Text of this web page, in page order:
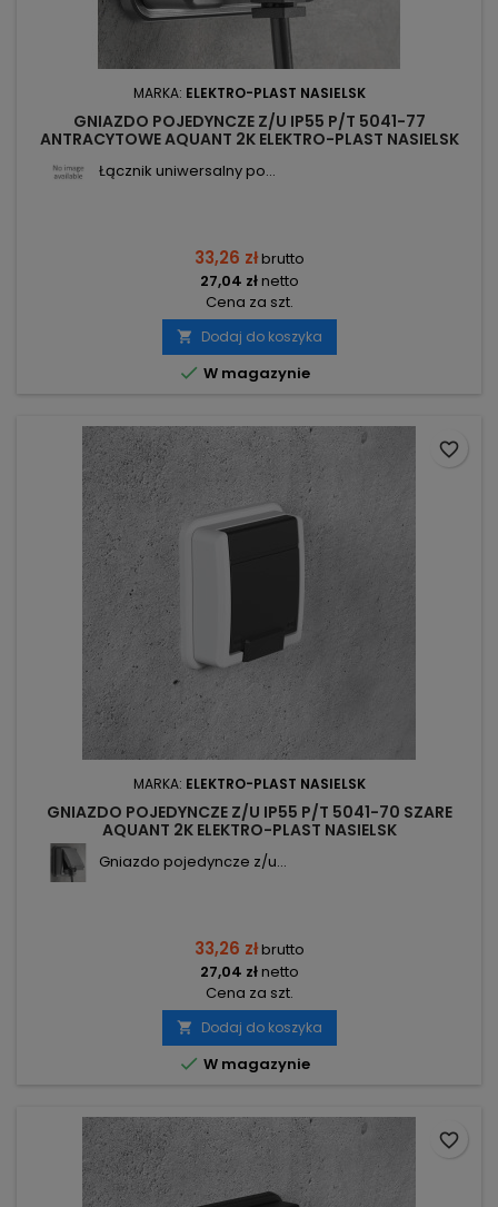
MARKA: ELEKTRO-PLAST NASIELSK
GNIAZDO POJEDYNCZE Z/U IP55 P/T 5041-77
ANTRACYTOWE AQUANT 2K ELEKTRO-PLAST NASIELSK
Łącznik uniwersalny po...
33,26 złbrutto
27,04 złnetto
Cena za szt.
 Dodaj do koszyka
 W magazynie
MARKA: ELEKTRO-PLAST NASIELSK
GNIAZDO POJEDYNCZE Z/U IP55 P/T 5041-70 SZARE
AQUANT 2K ELEKTRO-PLAST NASIELSK
Gniazdo pojedyncze z/u...
33,26 złbrutto
27,04 złnetto
Cena za szt.
 Dodaj do koszyka
 W magazynie
favorite_border
favorite_border